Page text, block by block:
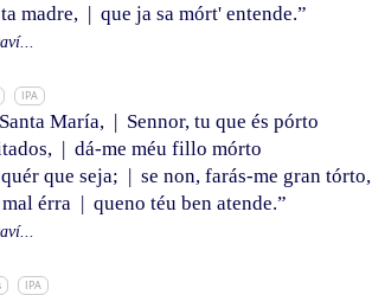
madre, | que ja sa mórt' entende.”
IPA
María, | Sennor, tu que és pórto
| dá-me méu fillo mórto
que seja; | se non, farás-me gran tórto,
érra | queno téu ben atende.”
IPA